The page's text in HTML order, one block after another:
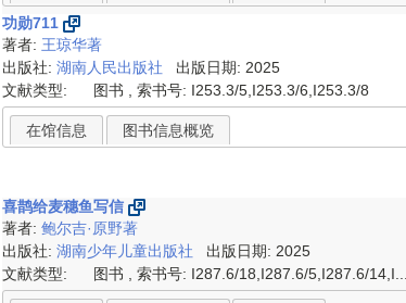
功勋711
著者: 王琼华著
出版社:湖南人民出版社
出版日期: 2025
文献类型:
图书 , 索书号: I253.3/5,I253.3/6,I253.3/8
在馆信息 图书信息概览
喜鹊给麦穗鱼写信
著者:鲍尔吉·原野著
出版社:湖南少年儿童出版社
出版日期: 2025
文献类型:
图书 , 索书号: I287.6/18,I287.6/5,I287.6/14,I...